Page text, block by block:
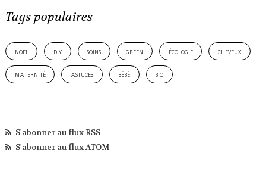
Tags populaires
noël diy soins green écologie cheveux
maternité astuces bébé bio
S'abonner au flux RSS
S'abonner au flux ATOM